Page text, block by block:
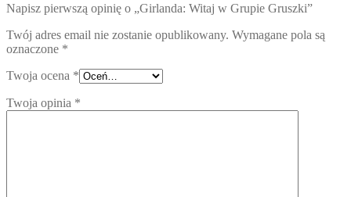
Napisz pierwszą opinię o „Girlanda: Witaj w Grupie Gruszki”
Twój adres email nie zostanie opublikowany. Wymagane pola są
oznaczone *
Twoja ocena *
Twoja opinia *